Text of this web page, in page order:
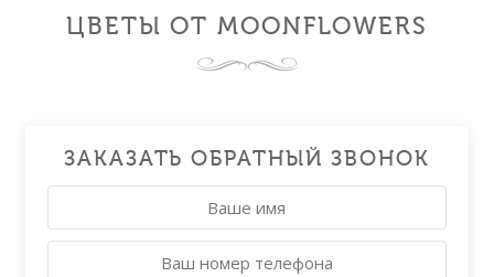
ЦВЕТЫ ОТ MOONFLOWERS
ЗАКАЗАТЬ ОБРАТНЫЙ ЗВОНОК